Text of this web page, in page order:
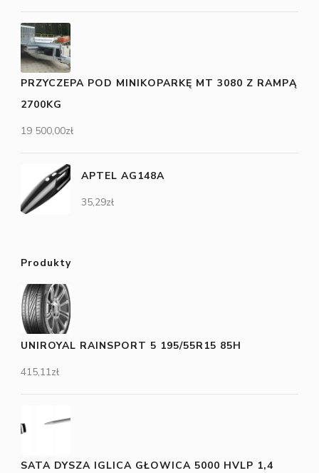
PRZYCZEPA POD MINIKOPARKĘ MT 3080 Z RAMPĄ
2700KG
19 500,00zł
APTEL AG148A
35,29zł
Produkty
UNIROYAL RAINSPORT 5 195/55R15 85H
415,11zł
SATA DYSZA IGLICA GŁOWICA 5000 HVLP 1,4